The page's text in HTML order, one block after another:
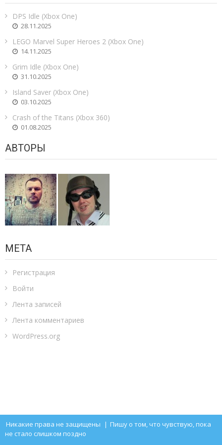
DPS Idle (Xbox One)
28.11.2025
LEGO Marvel Super Heroes 2 (Xbox One)
14.11.2025
Grim Idle (Xbox One)
31.10.2025
Island Saver (Xbox One)
03.10.2025
Crash of the Titans (Xbox 360)
01.08.2025
АВТОРЫ
МЕТА
Регистрация
Войти
Лента записей
Лента комментариев
WordPress.org
Никакие права не защищены | Пишу о том, что чувствую, пока
не стало слишком поздно